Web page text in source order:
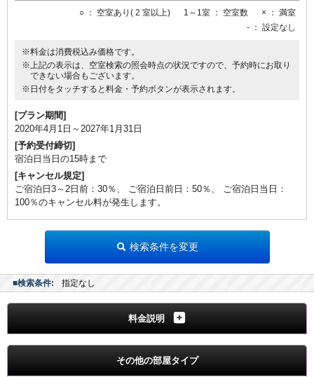
○ ： 空室あり( 2 室以上) 1～1室 ： 空室数 × ： 満室
- ： 設定なし
※料金は消費税込み価格です。
※上記の表示は、空室検索の照会時点の状況ですので、予約時にお取り
できない場合もございます。
※日付をタッチすると料金・予約ボタンが表示されます。
[プラン期間]
2020年4月1日～2027年1月31日
[予約受付締切]
宿泊日当日の15時まで
[キャンセル規定]
ご宿泊日3～2日前：30％、 ご宿泊日前日：50％、 ご宿泊日当日：
100％のキャンセル料が発生します。
検索条件を変更
■検索条件: 指定なし
料金説明
その他の部屋タイプ